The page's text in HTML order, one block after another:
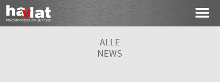
ALLE
NEWS